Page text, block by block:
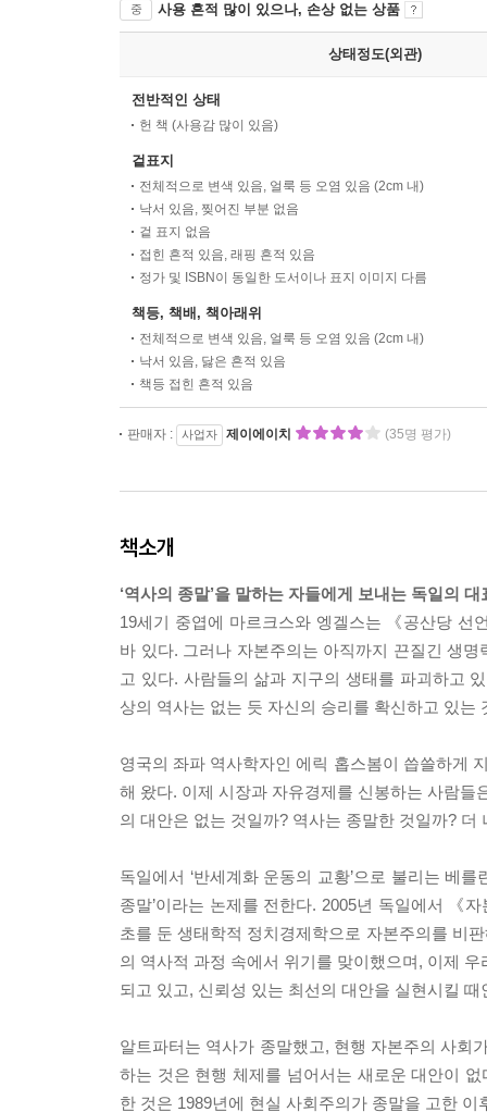
중 사용 흔적 많이 있으나, 손상 없는 상품
상태정도(외관)
전반적인 상태
헌 책 (사용감 많이 있음)
겉표지
전체적으로 변색 있음, 얼룩 등 오염 있음 (2cm 내)
낙서 있음, 찢어진 부분 없음
겉 표지 없음
접힌 흔적 있음, 래핑 흔적 있음
정가 및 ISBN이 동일한 도서이나 표지 이미지 다름
책등, 책배, 책아래위
전체적으로 변색 있음, 얼룩 등 오염 있음 (2cm 내)
낙서 있음, 닳은 흔적 있음
책등 접힌 흔적 있음
판매자 : 사업자 제이에이치 (35명 평가)
책소개
‘역사의 종말’을 말하는 자들에게 보내는 독일의
19세기 중엽에 마르크스와 엥겔스는 《공산당
바 있다. 그러나 자본주의는 아직까지 끈질긴 생
고 있다. 사람들의 삶과 지구의 생태를 파괴하고
상의 역사는 없는 듯 자신의 승리를 확신하고 있는
영국의 좌파 역사학자인 에릭 홉스봄이 씁쓸하게
해 왔다. 이제 시장과 자유경제를 신봉하는 사람
의 대안은 없는 것일까? 역사는 종말한 것일까?
독일에서 ‘반세계화 운동의 교황’으로 불리는 베
종말’이라는 논제를 전한다. 2005년 독일에서 《
초를 둔 생태학적 정치경제학으로 자본주의를 비
의 역사적 과정 속에서 위기를 맞이했으며, 이제
되고 있고, 신뢰성 있는 최선의 대안을 실현시킬 때
알트파터는 역사가 종말했고, 현행 자본주의 사회
하는 것은 현행 체제를 넘어서는 새로운 대안이
한 것은 1989년에 현실 사회주의가 종말을 고한 이